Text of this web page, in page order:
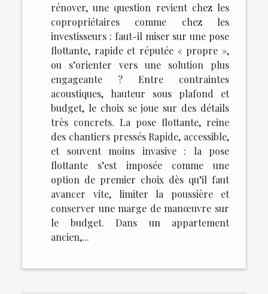
rénover, une question revient chez les
copropriétaires comme chez les
investisseurs : faut-il miser sur une pose
flottante, rapide et réputée « propre »,
ou s’orienter vers une solution plus
engageante ? Entre contraintes
acoustiques, hauteur sous plafond et
budget, le choix se joue sur des détails
très concrets. La pose flottante, reine
des chantiers pressés Rapide, accessible,
et souvent moins invasive : la pose
flottante s’est imposée comme une
option de premier choix dès qu’il faut
avancer vite, limiter la poussière et
conserver une marge de manœuvre sur
le budget. Dans un appartement
ancien,...